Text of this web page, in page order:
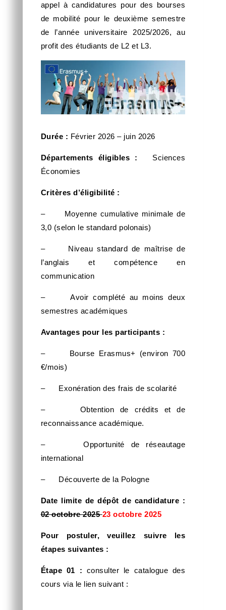
appel à candidatures pour des bourses
de mobilité pour le deuxième semestre
de l’année universitaire 2025/2026, au
profit des étudiants de L2 et L3.
Durée : Février 2026 – juin 2026
Départements éligibles :
Sciences
Économies
Critères d’éligibilité :
– Moyenne cumulative minimale de
3,0 (selon le standard polonais)
– Niveau standard de maîtrise de
l’anglais et compétence en
communication
– Avoir complété au moins deux
semestres académiques
Avantages pour les participants :
– Bourse Erasmus+ (environ 700
€/mois)
– Exonération des frais de scolarité
– Obtention de crédits et de
reconnaissance académique.
– Opportunité de réseautage
international
– Découverte de la Pologne
Date limite de dépôt de candidature :
02 octobre 202523 octobre 2025
Pour postuler, veuillez suivre les
étapes suivantes :
Étape 01 : consulter le catalogue des
cours via le lien suivant :